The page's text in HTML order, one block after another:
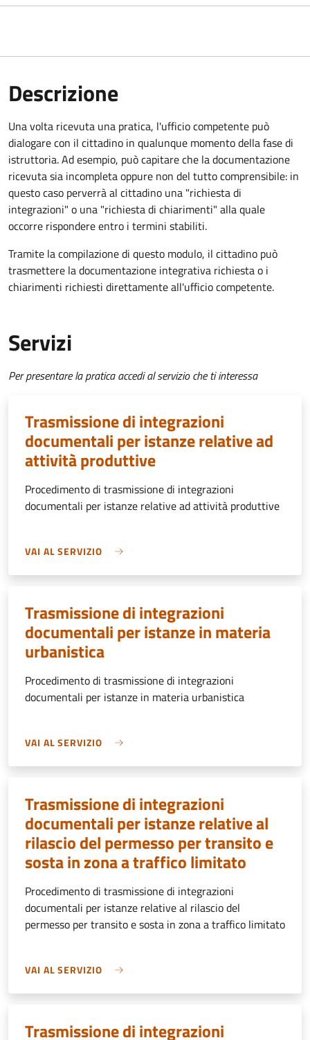
Descrizione
Una volta ricevuta una pratica, l'ufficio competente può
dialogare con il cittadino in qualunque momento della fase di
istruttoria. Ad esempio, può capitare che la documentazione
ricevuta sia incompleta oppure non del tutto comprensibile: in
questo caso perverrà al cittadino una "richiesta di
integrazioni" o una "richiesta di chiarimenti" alla quale
occorre rispondere entro i termini stabiliti.
Tramite la compilazione di questo modulo, il cittadino può
trasmettere la documentazione integrativa richiesta o i
chiarimenti richiesti direttamente all'ufficio competente.
Servizi
Per presentare la pratica accedi al servizio che ti interessa
Trasmissione di integrazioni
documentali per istanze relative ad
attività produttive
Procedimento di trasmissione di integrazioni
documentali per istanze relative ad attività produttive
VAI AL SERVIZIO
Trasmissione di integrazioni
documentali per istanze in materia
urbanistica
Procedimento di trasmissione di integrazioni
documentali per istanze in materia urbanistica
VAI AL SERVIZIO
Trasmissione di integrazioni
documentali per istanze relative al
rilascio del permesso per transito e
sosta in zona a traffico limitato
Procedimento di trasmissione di integrazioni
documentali per istanze relative al rilascio del
permesso per transito e sosta in zona a traffico limitato
VAI AL SERVIZIO
Trasmissione di integrazioni